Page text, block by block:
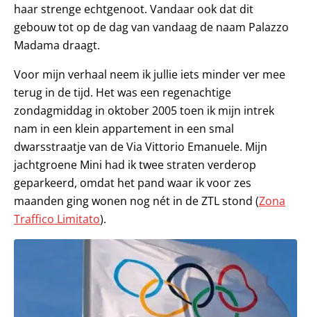
haar strenge echtgenoot. Vandaar ook dat dit
gebouw tot op de dag van vandaag de naam Palazzo
Madama draagt.
Voor mijn verhaal neem ik jullie iets minder ver mee
terug in de tijd. Het was een regenachtige
zondagmiddag in oktober 2005 toen ik mijn intrek
nam in een klein appartement in een smal
dwarsstraatje van de Via Vittorio Emanuele. Mijn
jachtgroene Mini had ik twee straten verderop
geparkeerd, omdat het pand waar ik voor zes
maanden ging wonen nog nét in de ZTL stond (Zona
Traffico Limitato).